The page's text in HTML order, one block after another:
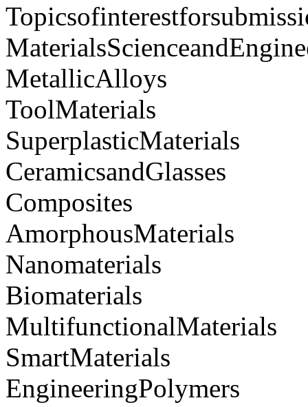
MetallicAlloys
ToolMaterials
SuperplasticMaterials
CeramicsandGlasses
Composites
AmorphousMaterials
Nanomaterials
Biomaterials
MultifunctionalMaterials
SmartMaterials
EngineeringPolymers